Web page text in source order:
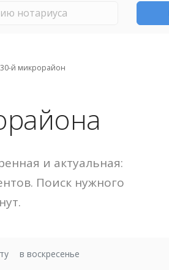
30-й микрорайон
и актуальная:
Поиск нужного
в воскресенье